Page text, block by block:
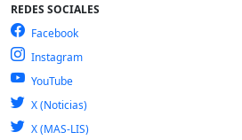
REDES SOCIALES
Facebook
Instagram
YouTube
X (Noticias)
X (MAS-LIS)